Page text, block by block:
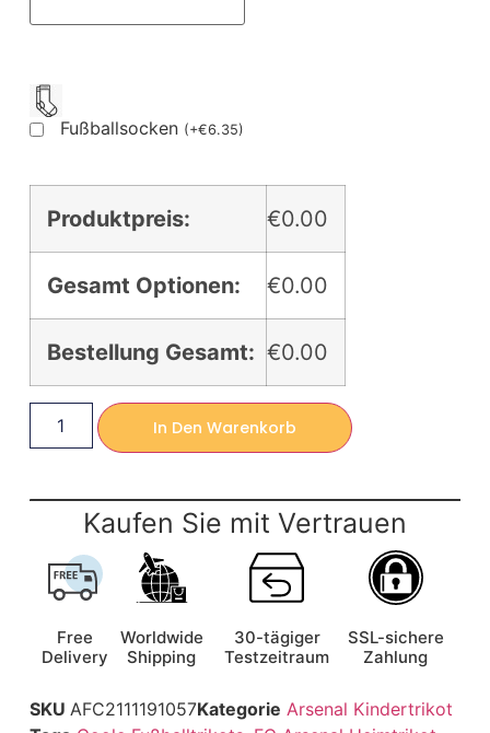
Fußballsocken (+€6.35)
Produktpreis: €0.00
Gesamt Optionen: €0.00
Bestellung Gesamt: €0.00
In Den Warenkorb
Kaufen Sie mit Vertrauen
Free
Delivery
Worldwide
Shipping
30-tägiger
Testzeitraum
SSL-sichere
Zahlung
SKU AFC2111191057Kategorie Arsenal Kindertrikot